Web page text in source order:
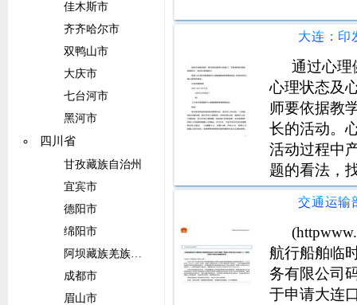
佳木斯市
齐齐哈尔市
双鸭山市
大庆市
七台河市
黑河市
四川省
甘孜藏族自治州
宜宾市
德阳市
绵阳市
阿坝藏族羌族自治州
成都市
眉山市
通过心理
心理状态及
师要依据教
长的活动。
活动过程中
题的看法，
生成的过程
动情境，促
力，促进学
航行船舶临
务有限公司
于申请大连